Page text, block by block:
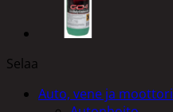
Selaa
Auto, vene ja moottori